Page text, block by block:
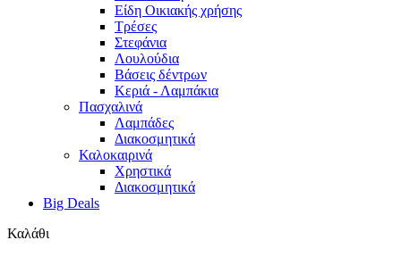
Είδη Οικιακής χρήσης
Τρέσες
Στεφάνια
Λουλούδια
Βάσεις δέντρων
Κεριά - Λαμπάκια
Πασχαλινά
Λαμπάδες
Διακοσμητικά
Καλοκαιρινά
Χρηστικά
Διακοσμητικά
Big Deals
Καλάθι